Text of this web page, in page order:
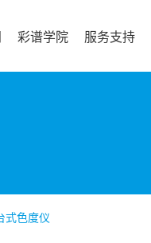
彩谱学院 服务支持
式色度仪